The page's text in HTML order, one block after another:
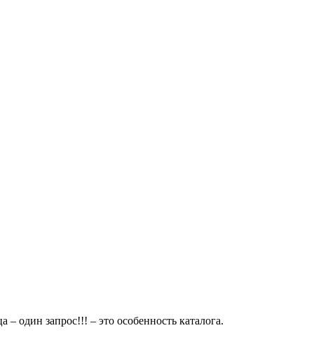
– один запрос!!! – это особенность каталога.